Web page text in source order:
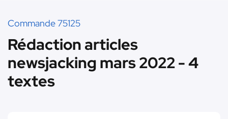
Commande 75125
Rédaction articles
newsjacking mars 2022 - 4
textes